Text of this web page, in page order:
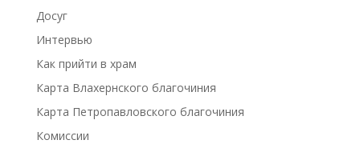
Досуг
Интервью
Как прийти в храм
Карта Влахернского благочиния
Карта Петропавловского благочиния
Комиссии